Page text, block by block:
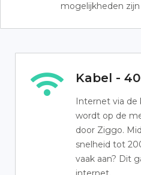
mogelijkheden
Kabel -
Internet via de
wordt op de
door Ziggo.
snelheid tot
vaak aan? Dit